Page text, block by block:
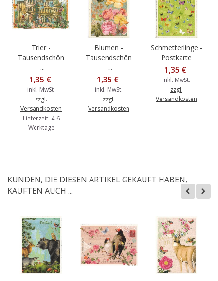
Trier -
Tausendschön
-...
1,35 €
inkl. MwSt.
zzgl.
Versandkosten
Lieferzeit: 4-6
Werktage
Blumen -
Tausendschön
-...
1,35 €
inkl. MwSt.
zzgl.
Versandkosten
Schmetterlinge -
Postkarte
1,35 €
inkl. MwSt.
zzgl.
Versandkosten
KUNDEN, DIE DIESEN ARTIKEL GEKAUFT HABEN,
KAUFTEN AUCH ...